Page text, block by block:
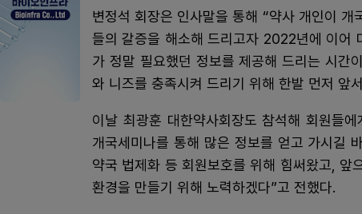
변정석 회장은 인사말을 통해 “약사 개인이
들의 갈증을 해소해 드리고자 2022년에 이어
가 정말 필요했던 정보를 제공해 드리는 시간
와 니즈를 충족시켜 드리기 위해 한발 먼저 앞
이날 최광훈 대한약사회장도 참석해 회원들
개국세미나를 통해 많은 정보를 얻고 가시길
약국 법제화 등 회원보호를 위해 힘써왔고, 앞
환경을 만들기 위해 노력하겠다”고 전했다.